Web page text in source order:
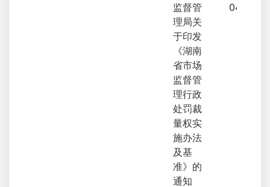
监督管
理局关
于印发
《湖南
省市场
监督管
理行政
处罚裁
量权实
施办法
及基
准》的
通知
04-28